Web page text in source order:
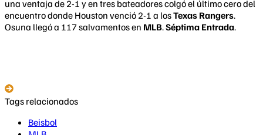
una ventaja de 2-1 y en tres bateadores colgó el último cero del
encuentro donde Houston venció 2-1 a losTexas Rangers.
Osuna llegó a 117 salvamentos en MLB.Séptima Entrada.
Tags relacionados
Beisbol